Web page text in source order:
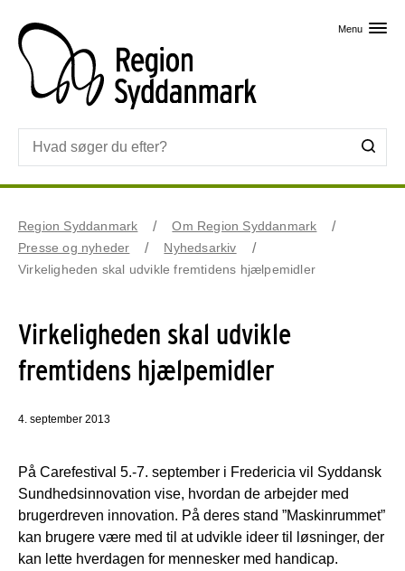
Menu
Region Syddanmark
Om Region Syddanmark
Presse og nyheder
Nyhedsarkiv
Virkeligheden skal udvikle fremtidens hjælpemidler
Virkeligheden skal udvikle
fremtidens hjælpemidler
4. september 2013
På Carefestival 5.-7. september i Fredericia vil Syddansk
Sundhedsinnovation vise, hvordan de arbejder med
brugerdreven innovation. På deres stand ”Maskinrummet”
kan brugere være med til at udvikle ideer til løsninger, der
kan lette hverdagen for mennesker med handicap.